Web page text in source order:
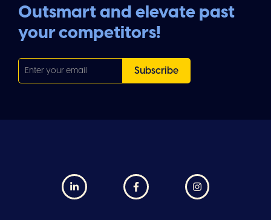
Outsmart and elevate past
your competitors!
  